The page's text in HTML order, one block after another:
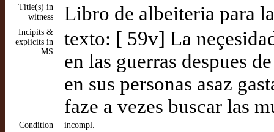
Title(s) in
witness
Libro de albeiteria para
Incipits &
explicits in
MS
texto: [ 59v] La
en las guerras despues
en sus personas asaz
faze a vezes buscar las
Condition
incompl.